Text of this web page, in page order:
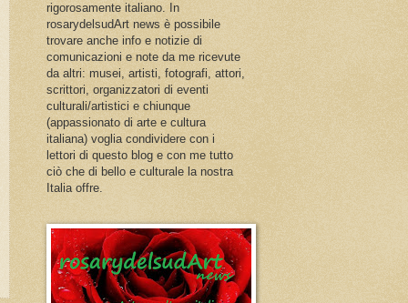
rigorosamente italiano. In
rosarydelsudArt news è possibile
trovare anche info e notizie di
comunicazioni e note da me ricevute
da altri: musei, artisti, fotografi, attori,
scrittori, organizzatori di eventi
culturali/artistici e chiunque
(appassionato di arte e cultura
italiana) voglia condividere con i
lettori di questo blog e con me tutto
ciò che di bello e culturale la nostra
Italia offre.